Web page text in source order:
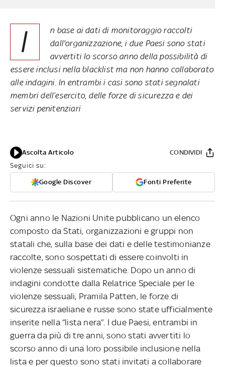
I
n base ai dati di monitoraggio raccolti
dall'organizzazione, i due Paesi sono stati
avvertiti lo scorso anno della possibilità di
essere inclusi nella blacklist ma non hanno collaborato
alle indagini. In entrambi i casi sono stati segnalati
membri dell’esercito, delle forze di sicurezza e dei
servizi penitenziari
Ascolta Articolo
Seguici su:
Google Discover Fonti Preferite
CONDIVIDI
Ogni anno le Nazioni Unite pubblicano un elenco
composto da Stati, organizzazioni e gruppi non
statali che, sulla base dei dati e delle testimonianze
raccolte, sono sospettati di essere coinvolti in
violenze sessuali sistematiche. Dopo un anno di
indagini condotte dalla Relatrice Speciale per le
violenze sessuali, Pramila Patten, le forze di
sicurezza israeliane e russe sono state ufficialmente
inserite nella “lista nera”. I due Paesi, entrambi in
guerra da più di tre anni, sono stati avvertiti lo
scorso anno di una loro possibile inclusione nella
lista e per questo sono stati invitati a collaborare